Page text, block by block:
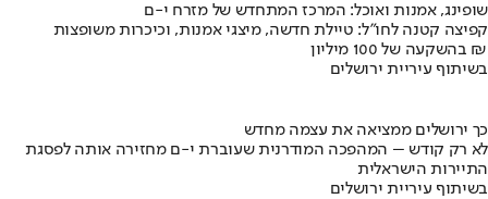
שופינג, אמנות ואוכל: המרכז המתחדש של מזרח י-ם
קפיצה קטנה לחו"ל: טיילת חדשה, מיצגי אמנות, וכיכרות משופצות
בהשקעה של 100 מיליון ₪
בשיתוף עיריית ירושלים
כך ירושלים ממציאה את עצמה מחדש
לא רק קודש – המהפכה המודרנית שעוברת י-ם מחזירה אותה לפסגת
התיירות הישראלית
בשיתוף עיריית ירושלים